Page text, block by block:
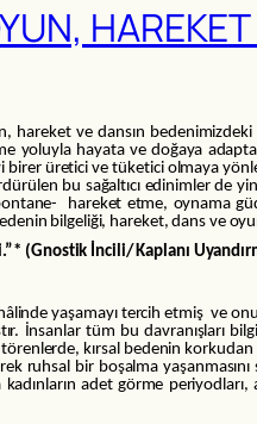
hareket ve dansın bedenimizdeki
yoluyla hayata ve doğaya
üretici ve tüketici olmaya
bu sağaltıcı edinimler de
hareket etme, oynama
bilgeliği, hareket, dans ve
(Gnostik İncili/ Kaplanı
yaşamayı tercih etmiş ve
İnsanlar tüm bu davranışları
kırsal bedenin korkudan
ruhsal bir boşalma
adet görme periyodları,